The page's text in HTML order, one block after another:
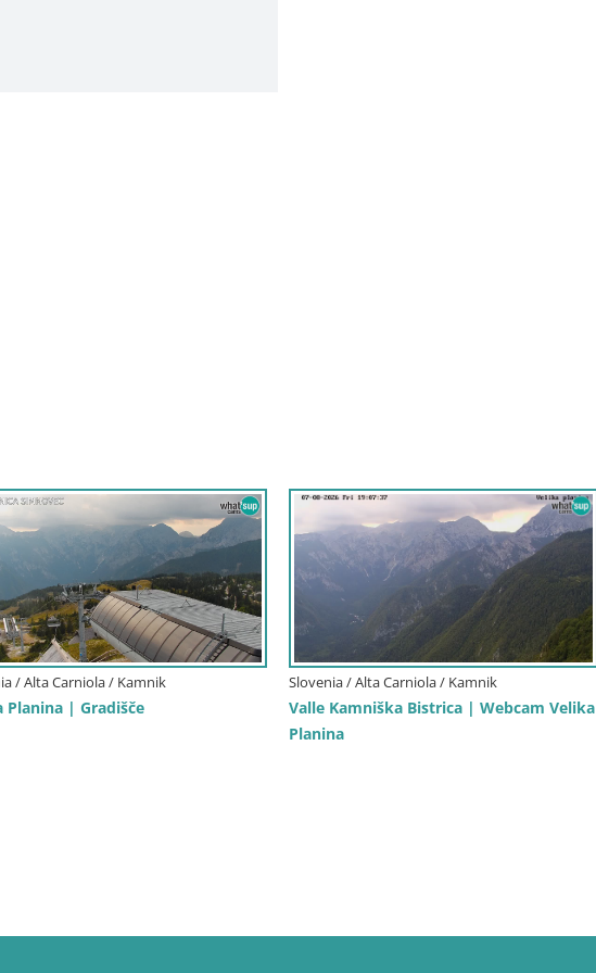
/ Alta Carniola / Kamnik
Planina | Gradišče
Slovenia / Alta Carniola / Kamnik
Valle Kamniška Bistrica | Webcam Velika
Planina